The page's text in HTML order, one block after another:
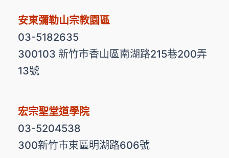
安東彌勒山宗教園區
03-5182635
300103 新竹市香山區南湖路215巷200弄
13號
宏宗聖堂道學院
03-5204538
300新竹市東區明湖路606號